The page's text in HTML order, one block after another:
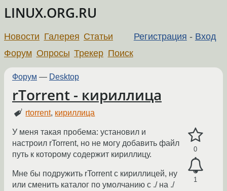
LINUX.ORG.RU
Регистрация - Вход
Новости Галерея Статьи
Форум Опросы Трекер Поиск
Форум — Desktop
rTorrent - кириллица
rtorrent, кириллица
0
1
У меня такая пробема: установил и
настроил rTorrent, но не могу добавить файл
путь к которому содержит кириллицу.
Мне бы подружить rTorrent с кириллицей, ну
или сменить каталог по умолчанию с ./ на ./